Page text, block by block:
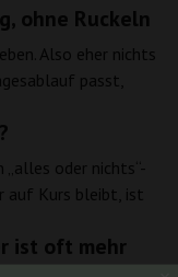
ohne Ruckeln
Also eher nichts
passt,
„alles oder nichts“-
auf Kurs bleibt, ist
ist oft mehr